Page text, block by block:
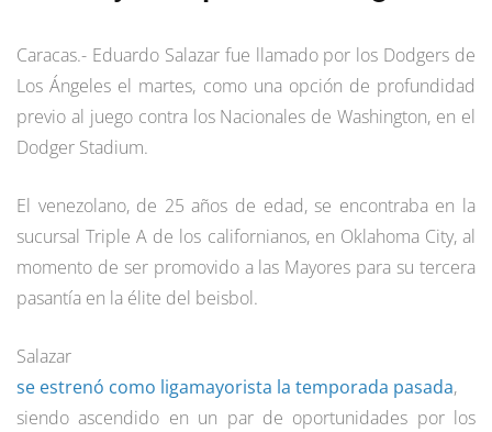
Caracas.- Eduardo Salazar fue llamado por los Dodgers de
Los Ángeles el martes, como una opción de profundidad
previo al juego contra los Nacionales de Washington, en el
Dodger Stadium.
El venezolano, de 25 años de edad, se encontraba en la
sucursal Triple A de los californianos, en Oklahoma City, al
momento de ser promovido a las Mayores para su tercera
pasantía en la élite del beisbol.
Salazar
se estrenó como ligamayorista la temporada pasada,
siendo ascendido en un par de oportunidades por los